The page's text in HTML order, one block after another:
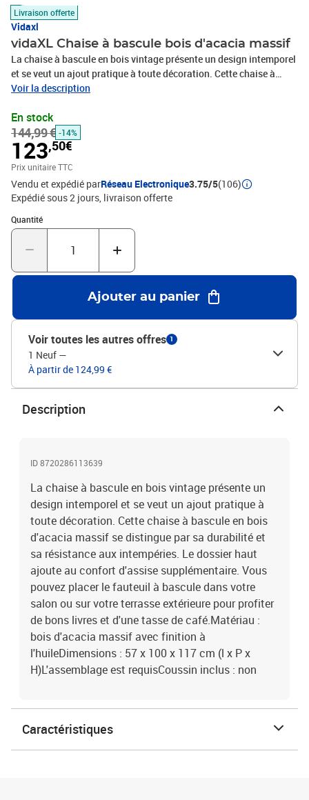
Livraison offerte
Vidaxl
vidaXL Chaise à bascule bois d'acacia massif
La chaise à bascule en bois vintage présente un design intemporel
et se veut un ajout pratique à toute décoration. Cette chaise à
bascule en bois d'acacia massif se distingue par sa durabilité et sa
d'assise supplémentaire. Vous pouvez placer le fauteuil à bascule
dans votre salon ou sur votre terrasse extérieure pour profiter de
bons livres et d'une tasse de café.Matériau : bois d'acacia massif
avec finition à l'huileDimensions : 57 x 100 x 117 cm (l x P x
H)L'assemblage est requisCoussin inclus : non
Voir la description
En stock
144,99 € -14%
123,50€
Prix unitaire TTC
Vendu et expédié parRéseau Electronique3.75/5(106)
Expédié sous 2 jours livraison offerte
Quantité
Quantité : 1
Ajouter au panier
Voir toutes les autres offres 1
1 Neuf —
À partir de 124,99 €
Description
ID 8720286113639
La chaise à bascule en bois vintage présente un
design intemporel et se veut un ajout pratique à
toute décoration. Cette chaise à bascule en bois
d'acacia massif se distingue par sa durabilité et
sa résistance aux intempéries. Le dossier haut
ajoute au confort d'assise supplémentaire. Vous
pouvez placer le fauteuil à bascule dans votre
salon ou sur votre terrasse extérieure pour profiter
de bons livres et d'une tasse de café.Matériau :
bois d'acacia massif avec finition à
l'huileDimensions : 57 x 100 x 117 cm (l x P x
H)L'assemblage est requisCoussin inclus : non
Caractéristiques